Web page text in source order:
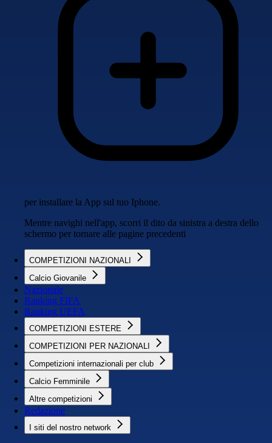
per installare la App sul tuo Iphone.
Mentre navighi nell'app, scorri il dito da sinistra a destra dello
schermo per tornare alle pagine precedenti
COMPETIZIONI NAZIONALI
Calcio Giovanile
Nazionale
Ranking FIFA
Ranking UEFA
COMPETIZIONI ESTERE
COMPETIZIONI PER NAZIONALI
Competizioni internazionali per club
Calcio Femminile
Altre competizioni
Redazione
I siti del nostro network